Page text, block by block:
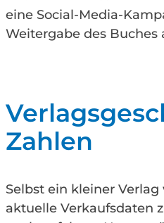
eine Social-Media-
Weitergabe des Buches
Zahlen
Selbst ein kleiner
aktuelle Verkaufsdaten